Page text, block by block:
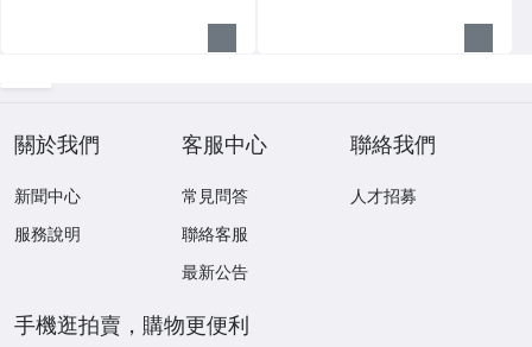
關於我們
新聞中心
服務說明
客服中心
常見問答
聯絡客服
最新公告
聯絡我們
人才招募
手機逛拍賣，購物更便利